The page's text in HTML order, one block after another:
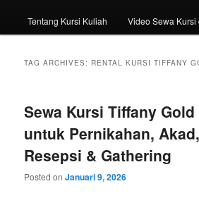
Tentang Kursi Kuliah Video Sewa Kursi
TAG ARCHIVES: RENTAL KURSI TIFFANY
Sewa Kursi Tiffany Gold
untuk Pernikahan, Akad,
Resepsi & Gathering
Posted onJanuari 9, 2026